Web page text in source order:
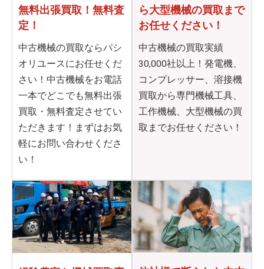
無料出張買取！無料査
定！
中古機械の買取ならパシ
オリユースにお任せくだ
さい！中古機械をお電話
一本でどこでも無料出張
買取・無料査定させてい
ただきます！まずはお気
軽にお問い合わせくださ
い！
ら大型機械の買取まで
お任せください！
中古機械の買取実績
30,000社以上！発電機、
コンプレッサー、溶接機
買取から専門機械工具、
工作機械、大型機械の買
取までお任せください！